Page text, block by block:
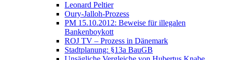
Leonard Peltier
Oury-Jalloh-Prozess
PM 15.10.2012: Beweise für illegalen
Bankenboykott
ROJ TV – Prozess in Dänemark
Stadtplanung: §13a BauGB